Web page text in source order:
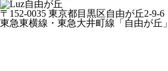
〒152-0035 東京都目黒区自由が丘2-9-6
東急東横線・東急大井町線「自由が丘